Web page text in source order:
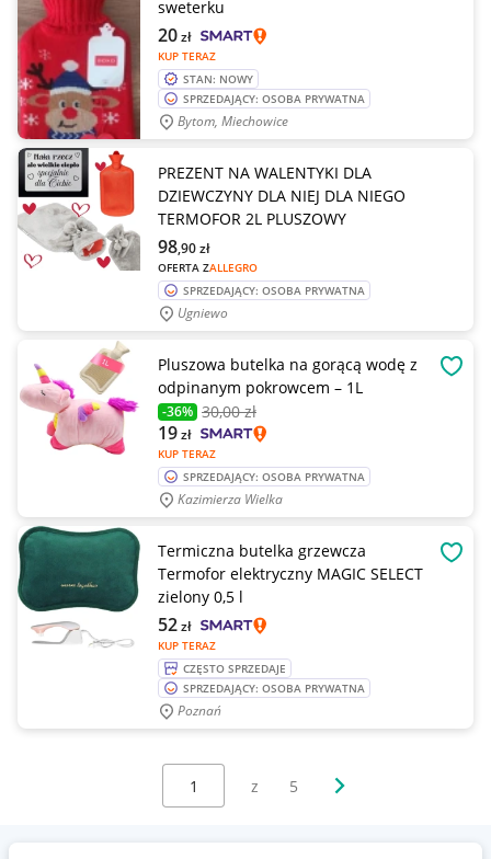
sweterku
KUP TERAZ
20zł
STAN: NOWY
SPRZEDAJĄCY: OSOBA PRYWATNA
Bytom, Miechowice
PREZENT NA WALENTYKI DLA
DZIEWCZYNY DLA NIEJ DLA NIEGO
TERMOFOR 2L PLUSZOWY
OFERTA ZALLEGRO
98,90zł
SPRZEDAJĄCY: OSOBA PRYWATNA
Ugniewo
Pluszowa butelka na gorącą wodę z
odpinanym pokrowcem – 1L
-36% 30,00 zł
KUP TERAZ
19zł
SPRZEDAJĄCY: OSOBA PRYWATNA
Kazimierza Wielka
Termiczna butelka grzewcza
Termofor elektryczny MAGIC SELECT
zielony 0,5 l
KUP TERAZ
52zł
CZĘSTO SPRZEDAJE
SPRZEDAJĄCY: OSOBA PRYWATNA
Poznań
Wybierz stronę:
z 5 Następna strona